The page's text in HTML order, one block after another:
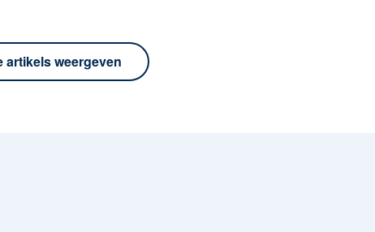
artikels weergeven